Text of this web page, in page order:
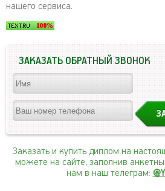
нашего сервиса.
ЗАКАЗАТЬ ОБРАТНЫЙ ЗВОНОК
Заказать и купить диплом на
можете на сайте, заполнив
нам в наш телеграм: